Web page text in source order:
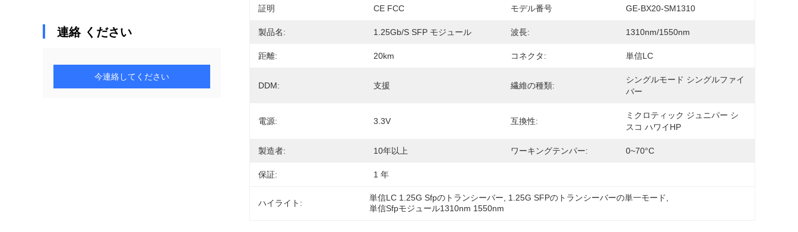
連絡 ください
今連絡してください
証明 CE FCC モデル番号 GE-BX20-SM1310
製品名: 1.25Gb/s SFP モジュール 波長: 1310nm/1550nm
距離: 20km コネクタ: 単信LC
DDM: 支援 繊維の種類:
シングルモード シングルファイ
バー
電源: 3.3V 互換性:
ミクロティック ジュニパー シ
スコ ハワイHP
製造者: 10年以上 ワーキングテンパー: 0~70°C
保証: 1 年
ハイライト:
単信LC 1.25G Sfpのトランシーバー 1.25G SFPのトランシーバーの単一モード
単信Sfpモジュール1310nm 1550nm